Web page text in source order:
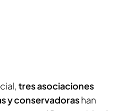
tres asociaciones
y conservadorashan